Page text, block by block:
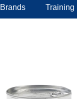
Brands Training